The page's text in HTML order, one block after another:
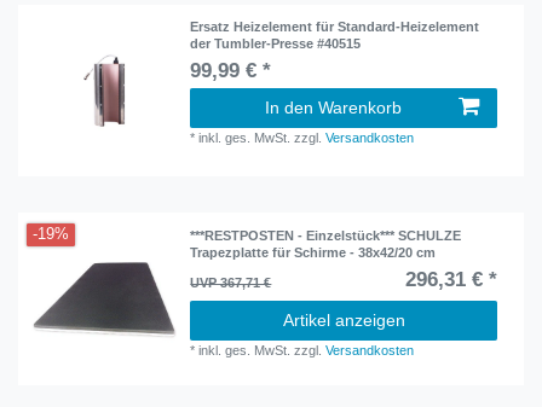
Ersatz Heizelement für Standard-Heizelement
der Tumbler-Presse #40515
99,99 € *
In den Warenkorb
*inkl. ges. MwSt. zzgl.Versandkosten
-19%
***RESTPOSTEN - Einzelstück*** SCHULZE
Trapezplatte für Schirme - 38x42/20 cm
UVP 367,71 € 296,31 € *
Artikel anzeigen
*inkl. ges. MwSt. zzgl.Versandkosten